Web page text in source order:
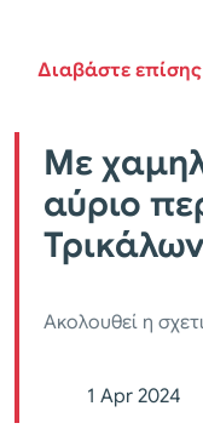
Διαβάστε επίσης
Με
αύριο
Τρικάλων
Ακολουθεί η
1 Apr 2024